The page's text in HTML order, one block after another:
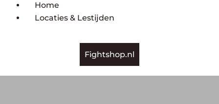
Home
Locaties & Lestijden
Fightshop.nl